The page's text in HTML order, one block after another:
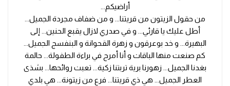
أراضيكم...
من حقول الزيتون من قريتنا... و من ضفاف مجردة الجميل...
أطل عليك يا قارئي... و في صدري لازال يقبع الحنين... إلى
البهيرة... و خد بوعرقون و زهرة القحوانة و البنفسج الجميل...
كم صنعت منها الباقات و أنا أمرح في براءة الطفولة... حالمة
بغدنا الجميل... زهورنا برية تربتنا زكية... تعبت روائحها... بشذى
العطر الجميل... هي ذي قريتنا... فرع من زيتونة... هي بلدي